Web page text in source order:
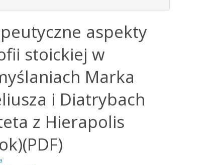
aspekty
stoickiej w
Marka
i Diatrybach
z Hierapolis